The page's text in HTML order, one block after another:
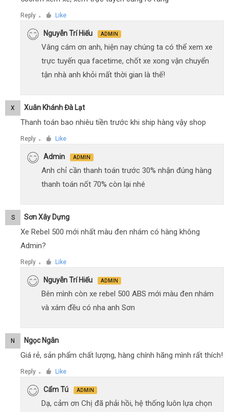
Reply ● Like
Nguyễn Trí Hiếu ADMIN
Vâng cám ơn anh, hiện nay chúng ta có thể xem xe
trực tuyến qua facetime, chốt xe xong vận chuyển
tận nhà anh khỏi mất thời gian là thế!
X Xuân Khánh Đà Lạt
Thanh toán bao nhiêu tiền trước khi ship hàng vậy shop
Reply ● Like
Admin ADMIN
Anh chỉ cần thanh toán trước 30% nhận đúng hàng
thanh toán nốt 70% còn lại nhé
S Sơn Xây Dựng
Xe Rebel 500 mới nhất màu đen nhám có hàng không
Admin?
Reply ● Like
Nguyễn Trí Hiếu ADMIN
Bên mình còn xe rebel 500 ABS mới màu đen nhám
và xám đều có nha anh Sơn
N Ngọc Ngân
Giá rẻ, sản phẩm chất lượng, hàng chính hãng mình rất thích!
Reply ● Like
Cẩm Tú ADMIN
Dạ, cảm ơn Chị đã phải hồi, hệ thống luôn lựa chọn